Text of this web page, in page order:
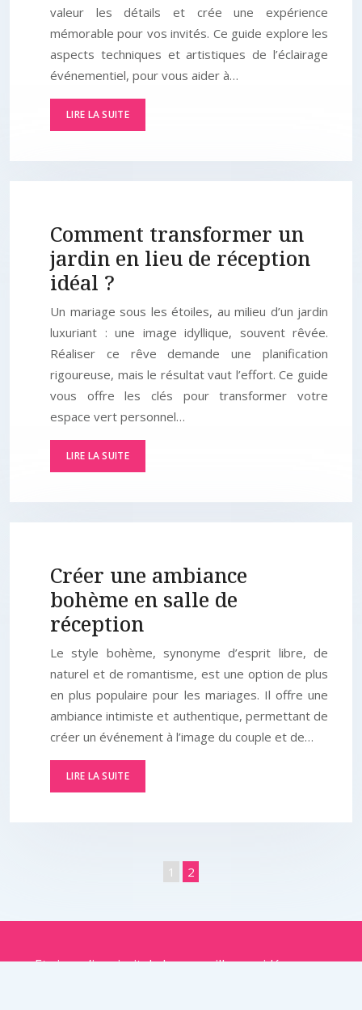
valeur les détails et crée une expérience
mémorable pour vos invités. Ce guide explore les
aspects techniques et artistiques de l’éclairage
événementiel, pour vous aider à…
LIRE LA SUITE
Comment transformer un
jardin en lieu de réception
idéal ?
Un mariage sous les étoiles, au milieu d’un jardin
luxuriant : une image idyllique, souvent rêvée.
Réaliser ce rêve demande une planification
rigoureuse, mais le résultat vaut l’effort. Ce guide
vous offre les clés pour transformer votre
espace vert personnel…
LIRE LA SUITE
Créer une ambiance
bohème en salle de
réception
Le style bohème, synonyme d’esprit libre, de
naturel et de romantisme, est une option de plus
en plus populaire pour les mariages. Il offre une
ambiance intimiste et authentique, permettant de
créer un événement à l’image du couple et de…
LIRE LA SUITE
1 2
Et si on s’inspirait de leurs meilleures idées pour